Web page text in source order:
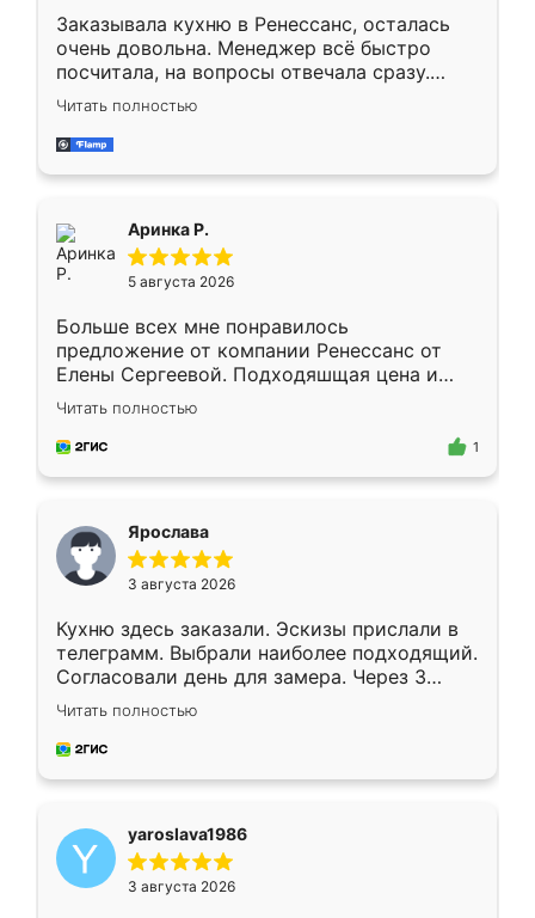
Заказывала кухню в Ренессанс, осталась
очень довольна. Менеджер всё быстро
посчитала, на вопросы отвечала сразу.
Замерщик приехал в субботу, подошёл к
делу со всей ответственностью. Собрали
за день, ребята работали аккуратно, даже
Читать полностью
Аринка Р.
5 августа 2026
Больше всех мне понравилось
предложение от компании Ренессанс от
Елены Сергеевой. Подходяшщая цена и
короткие сроки изготовления. Приехавший
для замера сотрудник Владислав
предложил по моему эскизу самый
Читать полностью
1
Ярослава
3 августа 2026
Кухню здесь заказали. Эскизы прислали в
телеграмм. Выбрали наиболее подходящий.
Согласовали день для замера. Через 3
недели кухня была уже готова. Остались
довольны работой. Спасибо Ренессанс
мебель за качественную работу!
Читать полностью
yaroslava1986
3 августа 2026